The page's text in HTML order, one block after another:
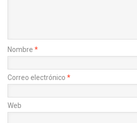
Nombre *
Correo electrónico *
Web